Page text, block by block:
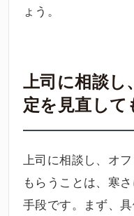
ょう。
上司に相談し
定を見直して
上司に相談し、オ
もらうことは、寒
手段です。まず、